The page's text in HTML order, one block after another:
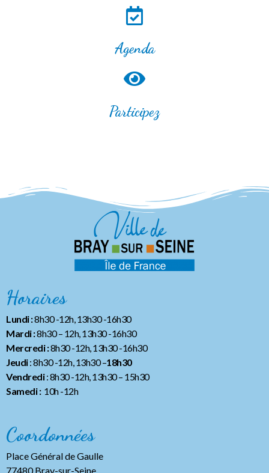
Agenda
Participez
Horaires
Lundi :8h30 -12h, 13h30 -16h30
Mardi :8h30 – 12h, 13h30 -16h30
Mercredi :8h30 -12h, 13h30 -16h30
Jeudi: 8h30 -12h, 13h30 –18h30
Vendredi: 8h30 -12h, 13h30– 15h30
Samedi :10h -12h
Coordonnées
Place Général de Gaulle
77480 Bray-sur-Seine